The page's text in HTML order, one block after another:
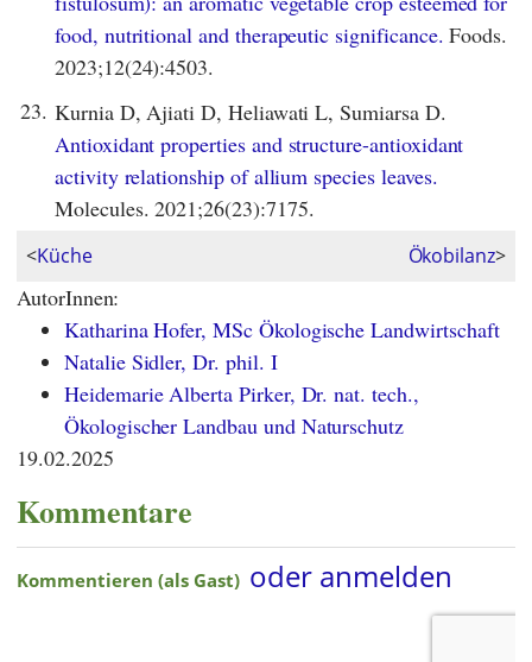
food, nutritional and therapeutic significance. Foods.
2023;12(24):4503.
23. Kurnia D, Ajiati D, Heliawati L, Sumiarsa D.
Antioxidant properties and structure-antioxidant
activity relationship of allium species leaves.
Molecules. 2021;26(23):7175.
<Küche Ökobilanz>
AutorInnen:
Katharina Hofer, MSc Ökologische Landwirtschaft
Natalie Sidler, Dr. phil. I
Heidemarie Alberta Pirker, Dr. nat. tech.,
Ökologischer Landbau und Naturschutz
19.02.2025
Kommentare